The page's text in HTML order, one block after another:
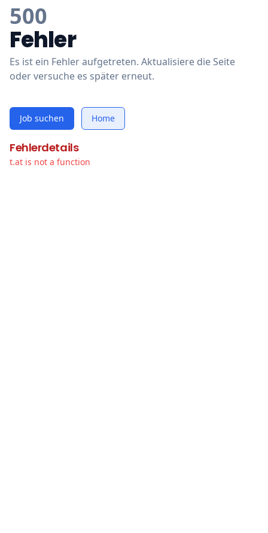
500
Fehler
Es ist ein Fehler aufgetreten. Aktualisiere die Seite
oder versuche es später erneut.
Job suchen Home
Fehlerdetails
t.at is not a function